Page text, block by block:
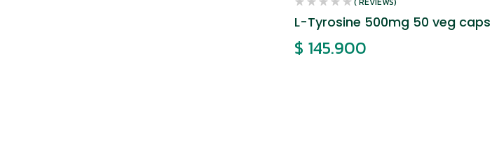
L-Tyrosine 500mg 50 veg caps
$ 145.900